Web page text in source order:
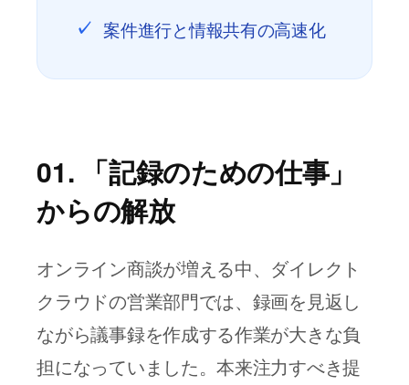
✓ 案件進行と情報共有の高速化
01. 「記録のための仕事」
からの解放
オンライン商談が増える中、ダイレクト
クラウドの営業部門では、録画を見返し
ながら議事録を作成する作業が大きな負
担になっていました。本来注力すべき提